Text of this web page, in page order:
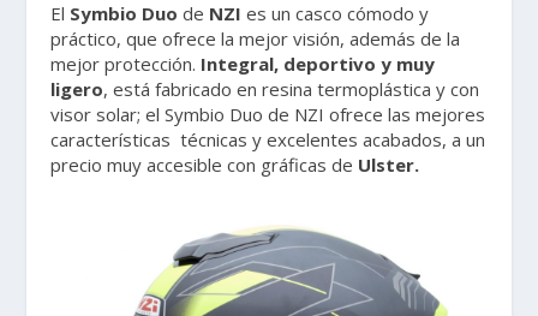
El Symbio Duo de NZI es un casco cómodo y
práctico, que ofrece la mejor visión, además de la
mejor protección. Integral, deportivo y muy
ligero, está fabricado en resina termoplástica y con
visor solar; el Symbio Duo de NZI ofrece las mejores
características técnicas y excelentes acabados, a un
precio muy accesible con gráficas de Ulster.